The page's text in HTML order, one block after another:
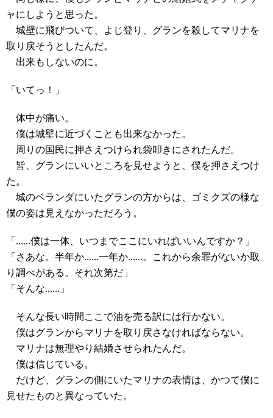
ャにしようと思った。
城壁に飛びついて、よじ登り、グランを殺してマリナを
取り戻そうとしたんだ。
出来もしないのに。
「いてっ！」
体中が痛い。
僕は城壁に近づくことも出来なかった。
周りの国民に押さえつけられ袋叩きにされたんだ。
皆、グランにいいところを見せようと、僕を押さえつけ
た。
城のベランダにいたグランの方からは、ゴミクズの様な
僕の姿は見えなかっただろう。
「......僕は一体、いつまでここにいればいいんですか？」
「さあな。半年か......一年か......。これから余罪がないか取
り調べがある。それ次第だ」
「そんな......」
そんな長い時間ここで油を売る訳には行かない。
僕はグランからマリナを取り戻さなければならない。
マリナは無理やり結婚させられたんだ。
僕は信じている。
だけど、グランの側にいたマリナの表情は、かつて僕に
見せたものと異なっていた。